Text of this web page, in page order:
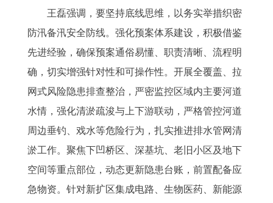
王磊强调，要坚持底线思维，以务实举措织密
防汛备汛安全防线。强化预案体系建设，积极借鉴
先进经验，确保预案通俗易懂、职责清晰、流程明
确，切实增强针对性和可操作性。开展全覆盖、拉
网式风险隐患排查整治，严密监控区域内主要河道
水情，强化清淤疏浚与上下游联动，严格管控河道
周边垂钓、戏水等危险行为，扎实推进排水管网清
淤工作。聚焦下凹桥区、深基坑、老旧小区及地下
空间等重点部位，动态更新隐患台账，前置配备应
急物资。针对新扩区集成电路、生物医药、新能源